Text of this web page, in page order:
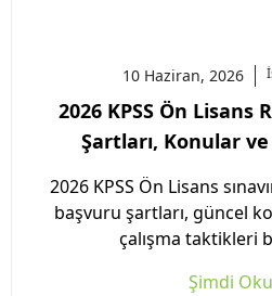
10 Haziran, 2026
2026 KPSS Ön Lisans
Şartları, Konular ve
2026 KPSS Ön Lisans
başvuru şartları, güncel
çalışma taktikleri
Şimdi Oku